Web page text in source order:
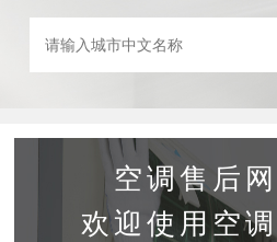
空调售后
欢迎使用空